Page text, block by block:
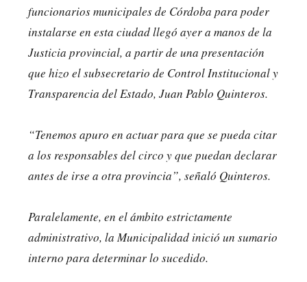
funcionarios municipales de Córdoba para poder
instalarse en esta ciudad llegó ayer a manos de la
Justicia provincial, a partir de una presentación
que hizo el subsecretario de Control Institucional y
Transparencia del Estado, Juan Pablo Quinteros.
“Tenemos apuro en actuar para que se pueda citar
a los responsables del circo y que puedan declarar
antes de irse a otra provincia”, señaló Quinteros.
Paralelamente, en el ámbito estrictamente
administrativo, la Municipalidad inició un sumario
interno para determinar lo sucedido.